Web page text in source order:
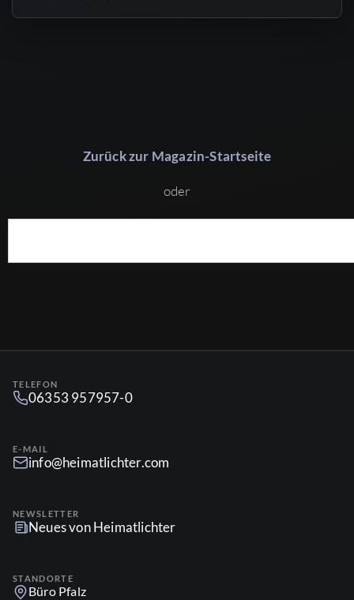
Zurück zur Magazin-Startseite
oder
TELEFON
06353 957957-0
E-MAIL
info@heimatlichter.com
NEWSLETTER
Neues von Heimatlichter
STANDORTE
Büro Pfalz